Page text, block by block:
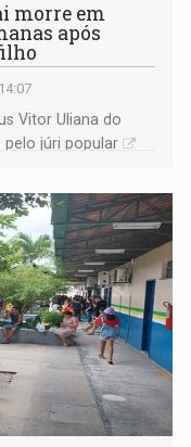
morre em
após
Vitor Uliana do
júri popular